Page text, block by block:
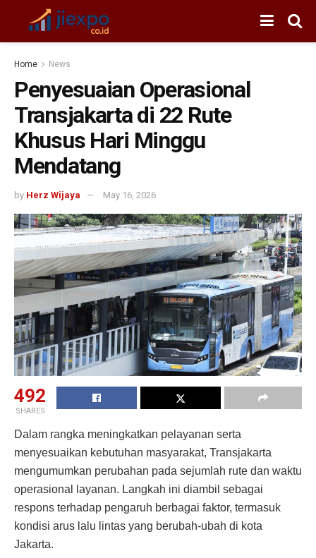
Home News
Penyesuaian Operasional
Transjakarta di 22 Rute
Khusus Hari Minggu
Mendatang
by Herz Wijaya May 16, 2026
492
SHARES
Dalam rangka meningkatkan pelayanan serta
menyesuaikan kebutuhan masyarakat, Transjakarta
mengumumkan perubahan pada sejumlah rute dan waktu
operasional layanan. Langkah ini diambil sebagai
respons terhadap pengaruh berbagai faktor, termasuk
kondisi arus lalu lintas yang berubah-ubah di kota
Jakarta.